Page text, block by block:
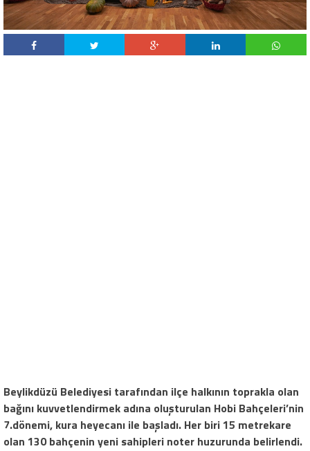
Beylikdüzü Belediyesi tarafından ilçe halkının toprakla olan
bağını kuvvetlendirmek adına oluşturulan Hobi Bahçeleri’nin
7.dönemi, kura heyecanı ile başladı. Her biri 15 metrekare
olan 130 bahçenin yeni sahipleri noter huzurunda belirlendi.